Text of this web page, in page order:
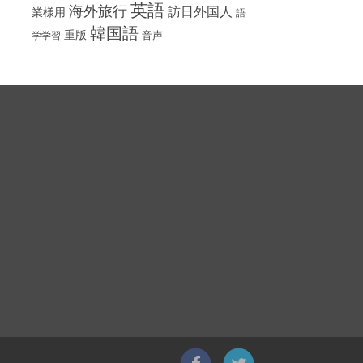
業様用 海外旅行英語訪日外国人 語
学学習 重版 韓国語 音声